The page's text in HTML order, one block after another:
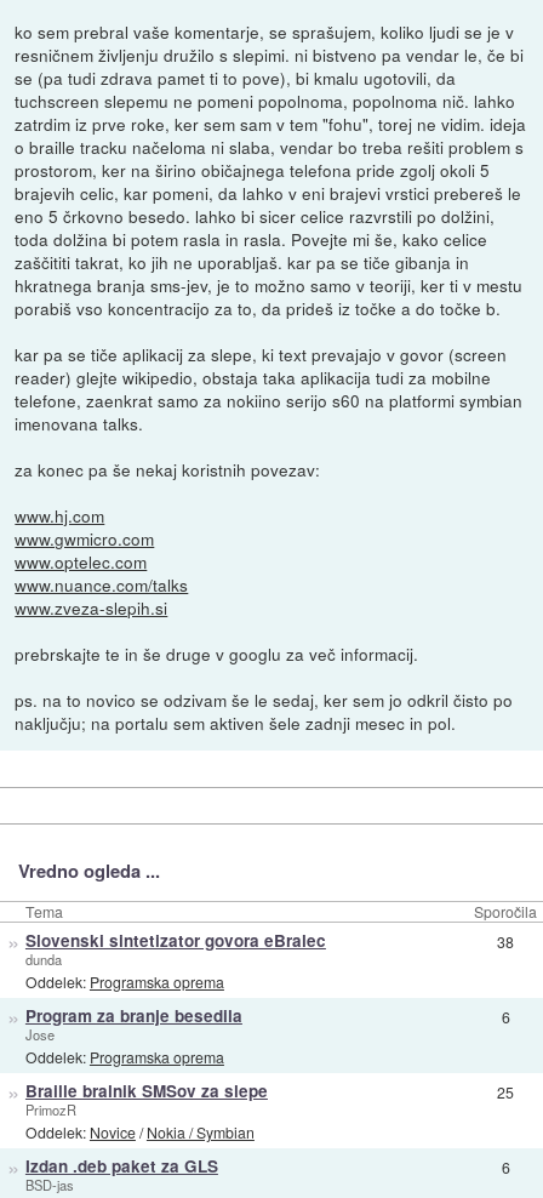
ko sem prebral vaše komentarje, se sprašujem, koliko ljudi se je v
resničnem življenju družilo s slepimi. ni bistveno pa vendar le, če bi
se (pa tudi zdrava pamet ti to pove), bi kmalu ugotovili, da
tuchscreen slepemu ne pomeni popolnoma, popolnoma nič. lahko
zatrdim iz prve roke, ker sem sam v tem "fohu", torej ne vidim. ideja
o braille tracku načeloma ni slaba, vendar bo treba rešiti problem s
prostorom, ker na širino običajnega telefona pride zgolj okoli 5
brajevih celic, kar pomeni, da lahko v eni brajevi vrstici prebereš le
eno 5 črkovno besedo. lahko bi sicer celice razvrstili po dolžini,
toda dolžina bi potem rasla in rasla. Povejte mi še, kako celice
zaščititi takrat, ko jih ne uporabljaš. kar pa se tiče gibanja in
hkratnega branja sms-jev, je to možno samo v teoriji, ker ti v mestu
porabiš vso koncentracijo za to, da prideš iz točke a do točke b.
kar pa se tiče aplikacij za slepe, ki text prevajajo v govor (screen
reader) glejte wikipedio, obstaja taka aplikacija tudi za mobilne
telefone, zaenkrat samo za nokiino serijo s60 na platformi symbian
imenovana talks.
za konec pa še nekaj koristnih povezav:
www.hj.com
www.gwmicro.com
www.optelec.com
www.nuance.com/talks
www.zveza-slepih.si
prebrskajte te in še druge v googlu za več informacij.
ps. na to novico se odzivam še le sedaj, ker sem jo odkril čisto po
naključju; na portalu sem aktiven šele zadnji mesec in pol.
Vredno ogleda ...
Tema Sporočila
» Slovenski sintetizator govora eBralec
dunda
Oddelek: Programska oprema
38
» Program za branje besedila
Jose
Oddelek: Programska oprema
6
» Braille bralnik SMSov za slepe
PrimozR
Oddelek: Novice/Nokia / Symbian
25
» Izdan .deb paket za GLS
BSD-jas
6